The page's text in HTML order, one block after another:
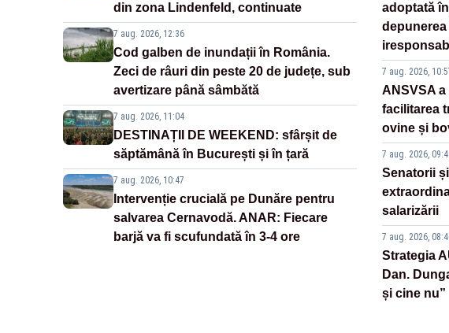
din zona Lindenfeld, continuate
7 aug. 2026, 12:36
Cod galben de inundații în România.
Zeci de râuri din peste 20 de județe, sub
avertizare până sâmbătă
7 aug. 2026, 11:04
DESTINAȚII DE WEEKEND: sfârșit de
săptămână în București și în țară
7 aug. 2026, 10:47
Intervenție crucială pe Dunăre pentru
salvarea Cernavodă. ANAR: Fiecare
barjă va fi scufundată în 3-4 ore
adoptată
7 aug. 2026,
ANSVSA
facilitarea
ovine și
7 aug. 2026,
Senatorii
salarizării
7 aug. 2026,
Strategia
Dan.
și cine nu”